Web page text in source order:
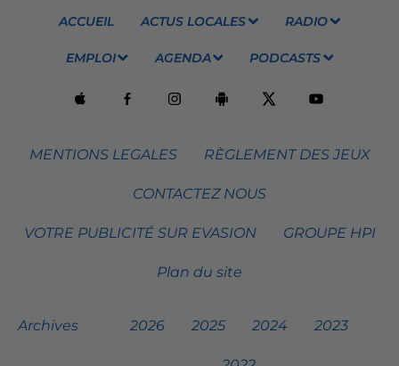
ACCUEIL ACTUS LOCALES RADIO
EMPLOI AGENDA PODCASTS
MENTIONS LEGALES RÈGLEMENT DES JEUX
CONTACTEZ NOUS
VOTRE PUBLICITÉ SUR EVASION GROUPE HPI
Plan du site
Archives 2026 2025 2024 2023